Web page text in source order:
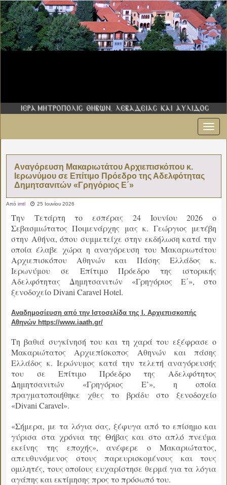
Aναγόρευση Μακαριωτάτου Αρχιεπισκόπου κ.
Ιερωνύμου σε Επίτιμο Πρόεδρο της Αδελφότητας
Δημητσανιτών «Γρηγόριος Ε΄»
Από imtl 25 Ιουνίου 2026
Την Τετάρτη το εσπέρας 24 Ιουνίου 2026 ο
Σεβασμιώτατος Ποιμενάρχης μας κ. Γεώργιος μετέβη
στην Αθήνα, όπου συμμετείχε στην εκδήλωση κατά την
οποία έλαβε χώρα η αναγόρευση του Μακαριωτάτου
Αρχιεπισκόπου Αθηνών και Πάσης Ελλάδος κ.
Ιερωνύμου σε Επίτιμο Πρόεδρο της ιστορικής
Αδελφότητας Δημητσανιτών «Γρηγόριος Ε΄», στο
ξενοδοχείο Divani Caravel Hotel.
Αναδημοσίευση από την Ιστοσελίδα της Ι. Αρχιεπισκοπής
Αθηνών https://www.iaath.gr/
Τη βαθιά συγκίνησή του και τη χαρά του εξέφρασε ο
Μακαριώτατος Αρχιεπίσκοπος Αθηνών και πάσης
Ελλάδος κ. Ιερώνυμος κατά την τελετή αναγόρευσής
του σε Επίτιμο Πρόεδρο της Αδελφότητος
Δημητσανιτών «Γρηγόριος Ε’», η οποία
πραγματοποιήθηκε χθες το βράδυ στο ξενοδοχείο
«Divani Caravel».
«Σήμερα, με τα λόγια σας, ξέφυγα από το επίσημο και
γύρισα στα χρόνια της Θήβας και στο απλό πνεύμα
εκείνης της εποχής», ανέφερε ο Μακαριώτατος,
απευθυνόμενος στους παρευρισκομένους και τους
ομιλητές, τους οποίους ευχαρίστησε θερμά για τα λόγια
αγάπης και εκτίμησης προς το πρόσωπό του.